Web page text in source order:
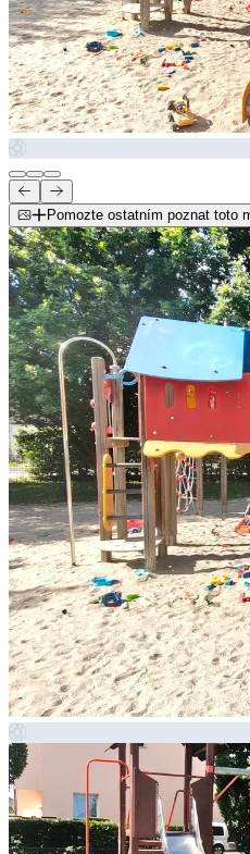
Pomozte ostatním poznat toto